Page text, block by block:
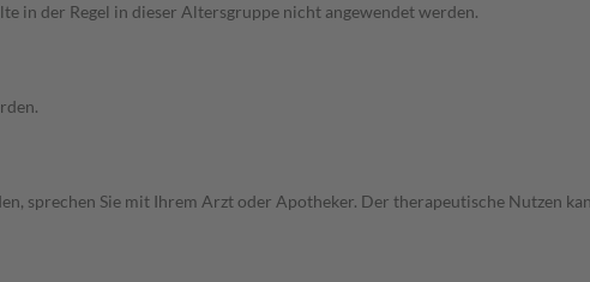
in der Regel in dieser Altersgruppe nicht angewendet werden.
sprechen Sie mit Ihrem Arzt oder Apotheker. Der therapeutische Nutzen